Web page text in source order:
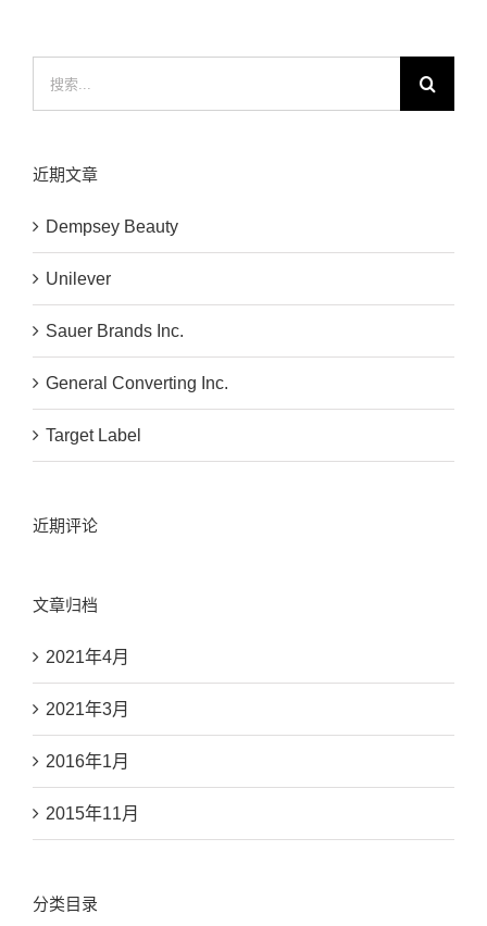
近期文章
Dempsey Beauty
Unilever
Sauer Brands Inc.
General Converting Inc.
Target Label
近期评论
文章归档
2021年4月
2021年3月
2016年1月
2015年11月
分类目录